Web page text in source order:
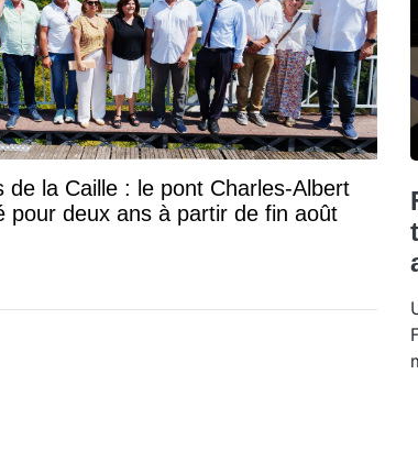
de la Caille : le pont Charles-Albert
pour deux ans à partir de fin août